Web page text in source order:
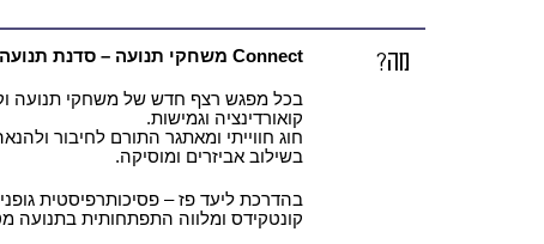
מה? Connect משחקי תנועה – סדנת תנועה
בכל מפגש רצף חדש של משחקי תנועה
קואורדינציה וגמישות.
חוג חווייתי ומאתגר התורם לחיבור
בשילוב אביזרים ומוסיקה.
בהדרכת ליעד פז – פסיכותרפיסטית
קונטקידס ומלווה התפתחותית בתנועה